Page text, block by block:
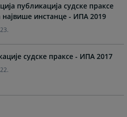
публикација судске праксе
највише инстанце - ИПА 2019
судске праксе - ИПА 2017